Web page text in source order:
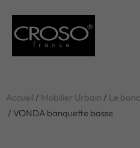
Accueil / Mobilier Urbain / Le banc
/ VONDA banquette basse